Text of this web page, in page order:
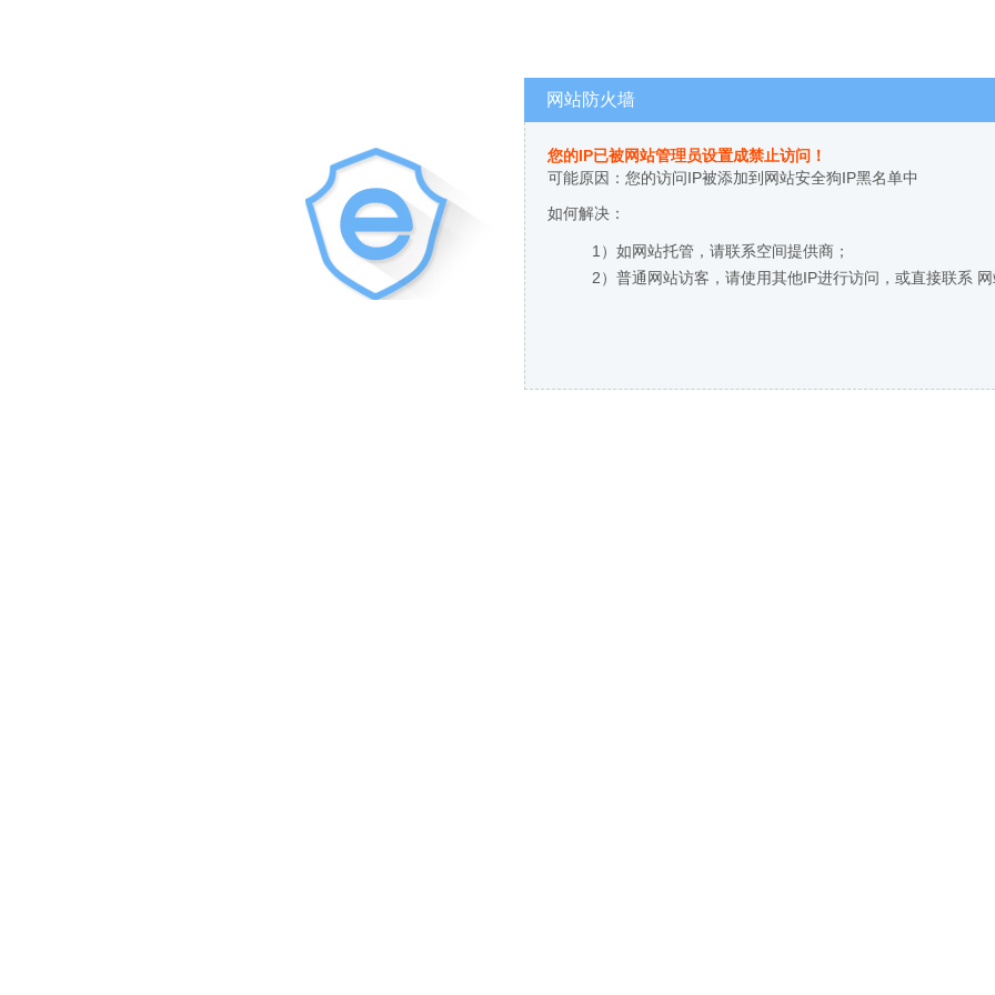
网站防火墙
您的IP已被网站管理员设置成禁止访问！
可能原因：您的访问IP被添加到网站安全狗IP黑名单中
如何解决：
1）如网站托管，请联系空间提供商；
2）普通网站访客，请使用其他IP进行访问，或直接联系 网